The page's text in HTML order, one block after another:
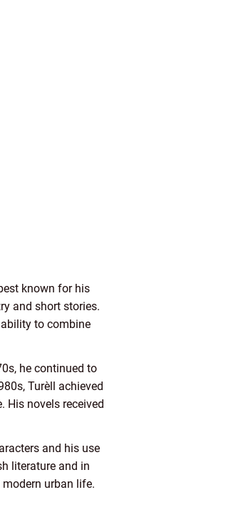
known for his
and short stories.
ability to combine
he continued to
Turèll achieved
His novels received
and his use
literature and in
urban life.